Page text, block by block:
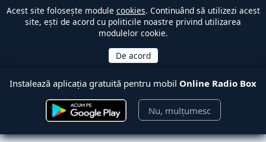
Acest site folosește module cookies. Continuând să utilizezi acest
site, ești de acord cu politicile noastre privind utilizarea
modulelor cookie.
Instalează aplicația gratuită pentru mobil Online Radio Box
Nu, mulțumesc